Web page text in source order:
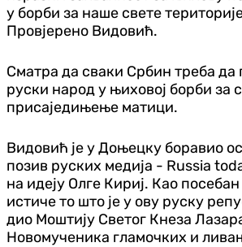
у борби за наше свете
Провјерено Видовић.
Сматра да сваки Србин треба
руски народ у њиховој борби за
присаједињење матици.
Видовић је у Доњецку боравио
позив руских медија - Russia
на идеју Олге Кириј. Као
истиче то што је у ову руску
дио Моштију Светог Кнеза
Новомученика гламочких и